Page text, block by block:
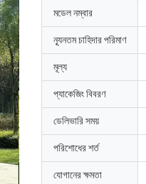
মডেল নম্বার
ন্যূনতম চাহিদার পরিমাণ
মূল্য
প্যাকেজিং বিবরণ
ডেলিভারি সময়
পরিশোধের শর্ত
যোগানের ক্ষমতা